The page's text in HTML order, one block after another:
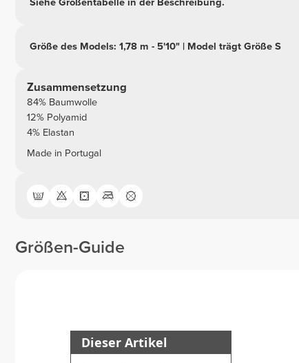
Siehe Größentabelle in der Beschreibung.
Größe des Models: 1,78 m - 5'10" | Model trägt Größe S
Zusammensetzung
84% Baumwolle
12% Polyamid
4% Elastan
Made in Portugal
Größen-Guide
Dieser Artikel